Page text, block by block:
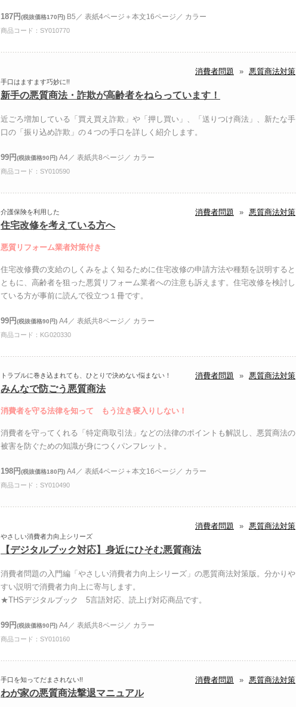
187円(税抜価格170円) B5／ 表紙4ページ＋本文16ページ／ カラー
商品コード：SY010770
消費者問題 » 悪質商法対策
手口はますます巧妙に!!
新手の悪質商法・詐欺が高齢者をねらっています！
近ごろ増加している「買え買え詐欺」や「押し買い」、「送りつけ商法」、新たな手
口の「振り込め詐欺」の４つの手口を詳しく紹介します。
99円(税抜価格90円) A4／ 表紙共8ページ／ カラー
商品コード：SY010590
消費者問題 » 悪質商法対策
介護保険を利用した
住宅改修を考えている方へ
悪質リフォーム業者対策付き
住宅改修費の支給のしくみをよく知るために住宅改修の申請方法や種類を説明すると
ともに、高齢者を狙った悪質リフォーム業者への注意も訴えます。住宅改修を検討し
ている方が事前に読んで役立つ１冊です。
99円(税抜価格90円) A4／ 表紙共8ページ／ カラー
商品コード：KG020330
消費者問題 » 悪質商法対策
トラブルに巻き込まれても、ひとりで決めない悩まない！
みんなで防ごう悪質商法
消費者を守る法律を知って もう泣き寝入りしない！
消費者を守ってくれる「特定商取引法」などの法律のポイントも解説し、悪質商法の
被害を防ぐための知識が身につくパンフレット。
198円(税抜価格180円) A4／ 表紙4ページ＋本文16ページ／ カラー
商品コード：SY010490
消費者問題 » 悪質商法対策
やさしい消費者力向上シリーズ
【デジタルブック対応】身近にひそむ悪質商法
消費者問題の入門編「やさしい消費者力向上シリーズ」の悪質商法対策版。分かりや
すい説明で消費者力向上に寄与します。
★THSデジタルブック 5言語対応、読上げ対応商品です。
99円(税抜価格90円) A4／ 表紙共8ページ／ カラー
商品コード：SY010160
消費者問題 » 悪質商法対策
手口を知ってだまされない!!
わが家の悪質商法撃退マニュアル